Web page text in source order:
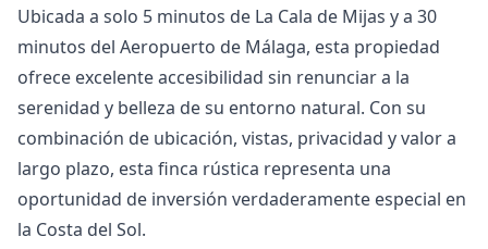
Ubicada a solo 5 minutos de La Cala de Mijas y a 30
minutos del Aeropuerto de Málaga, esta propiedad
ofrece excelente accesibilidad sin renunciar a la
serenidad y belleza de su ‌entorno ‌natural. ‌Con ‌su
‌combinación de ubicación, vistas, privacidad ‌y ‌valor ‌a
largo plazo, ‌esta ‌finca ‌rústica ‌representa una
‌oportunidad de inversión ‌verdaderamente ‌especial ‌en
‌la ‌Costa ‌del ‌Sol.